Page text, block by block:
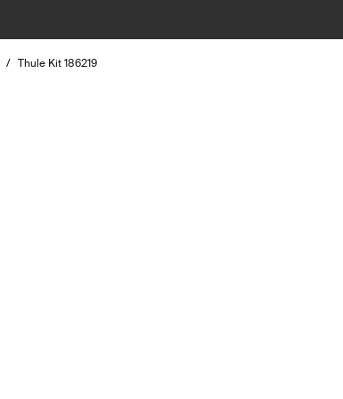
/ Thule Kit 186219